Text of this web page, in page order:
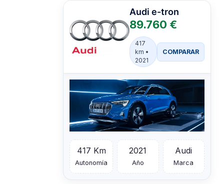
Audi e-tron
89.760 €
417
km •
2021
COMPARAR
417 Km
Autonomía
2021
Año
Audi
Marca